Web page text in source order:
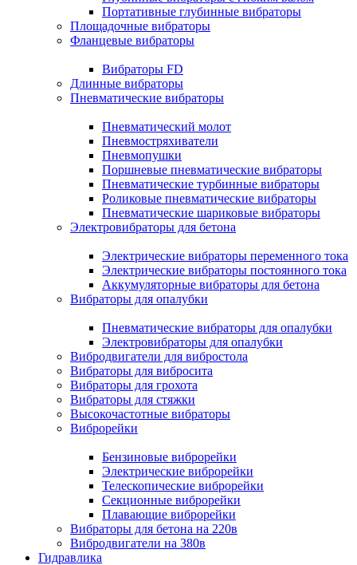
Портативные глубинные вибраторы
Площадочные вибраторы
Фланцевые вибраторы
Вибраторы FD
Длинные вибраторы
Пневматические вибраторы
Пневматический молот
Пневмостряхиватели
Пневмопушки
Поршневые пневматические вибраторы
Пневматические турбинные вибраторы
Роликовые пневматические вибраторы
Пневматические шариковые вибраторы
Электровибраторы для бетона
Электрические вибраторы переменного тока
Электрические вибраторы постоянного тока
Аккумуляторные вибраторы для бетона
Вибраторы для опалубки
Пневматические вибраторы для опалубки
Электровибраторы для опалубки
Вибродвигатели для вибростола
Вибраторы для вибросита
Вибраторы для грохота
Вибраторы для стяжки
Высокочастотные вибраторы
Виброрейки
Бензиновые виброрейки
Электрические виброрейки
Телескопические виброрейки
Секционные виброрейки
Плавающие виброрейки
Вибраторы для бетона на 220в
Вибродвигатели на 380в
Гидравлика